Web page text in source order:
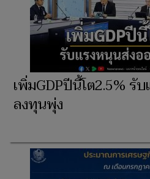
เพิ่มGDPปีนี้โต2.5% รั
ลงทุนพุ่ง